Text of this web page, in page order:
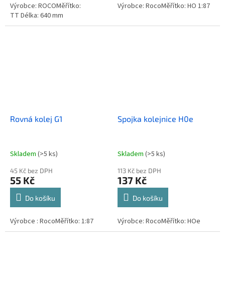
Výrobce: ROCOMěřítko:
TT Délka: 640 mm
Výrobce: RocoMěřítko: HO 1:87
Rovná kolej G1
Skladem (>5 ks)
45 Kč bez DPH
55 Kč
Do košíku
Výrobce : RocoMěřítko: 1:87
Spojka kolejnice H0e
Skladem (>5 ks)
113 Kč bez DPH
137 Kč
Do košíku
Výrobce: RocoMěřítko: HOe